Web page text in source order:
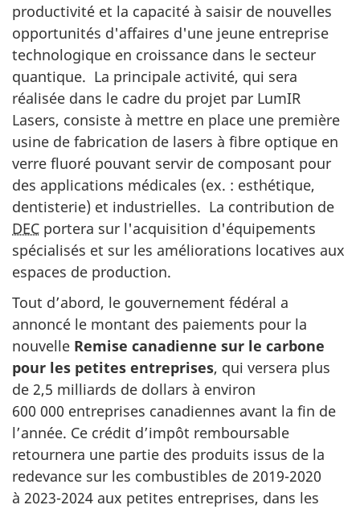
productivité et la capacité à saisir de nouvelles
opportunités d'affaires d'une jeune entreprise
technologique en croissance dans le secteur
quantique. La principale activité, qui sera
réalisée dans le cadre du projet par LumIR
Lasers, consiste à mettre en place une première
usine de fabrication de lasers à fibre optique en
verre fluoré pouvant servir de composant pour
des applications médicales (ex. : esthétique,
dentisterie) et industrielles. La contribution de
DEC portera sur l'acquisition d'équipements
spécialisés et sur les améliorations locatives aux
espaces de production.
Tout d’abord, le gouvernement fédéral a
annoncé le montant des paiements pour la
nouvelle Remise canadienne sur le carbone
pour les petites entreprises, qui versera plus
de 2,5 milliards de dollars à environ
600 000 entreprises canadiennes avant la fin de
l’année. Ce crédit d’impôt remboursable
retournera une partie des produits issus de la
redevance sur les combustibles de 2019-2020
à 2023-2024 aux petites entreprises, dans les